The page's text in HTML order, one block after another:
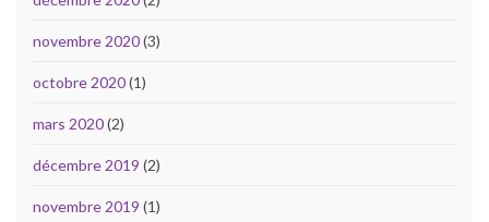
novembre 2020(3)
octobre 2020(1)
mars 2020(2)
décembre 2019 (2)
novembre 2019 (1)